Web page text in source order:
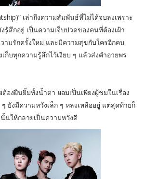
เล่าถึงความสัมพันธ์ที่ไม่ได้จบลงเพราะ
รู้สึกอยู่ เป็นความเจ็บปวดของคนที่ต้องเฝ้า
ามรักครั้งใหม่ และมีความสุขกับใครอีกคน
เก็บทุกความรู้สึกไว้เงียบ ๆ แล้วส่งคำอวยพร
องฝืนยิ้มทั้งน้ำตา ยอมเป็นเพียงผู้ชมในเรื่อง
ยังมีความหวังเล็ก ๆ หลงเหลืออยู่ แต่สุดท้ายก็
นให้กลายเป็นความหวังดี